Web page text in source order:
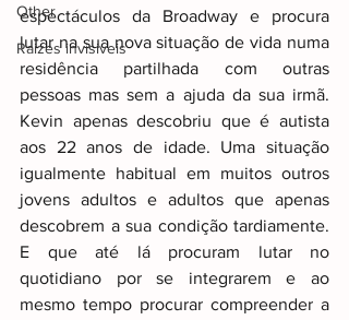
Other
Raizes invisiveis
espectáculos da Broadway e procura
lutar na sua nova situação de vida numa
residência partilhada com outras
pessoas mas sem a ajuda da sua irmã.
Kevin apenas descobriu que é autista
aos 22 anos de idade. Uma situação
igualmente habitual em muitos outros
jovens adultos e adultos que apenas
descobrem a sua condição tardiamente.
E que até lá procuram lutar no
quotidiano por se integrarem e ao
mesmo tempo procurar compreender a